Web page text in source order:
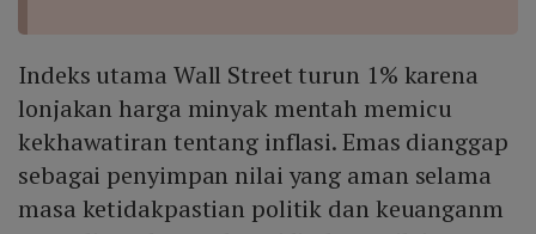
Indeks utama Wall Street turun 1% karena
lonjakan harga minyak mentah memicu
kekhawatiran tentang inflasi. Emas dianggap
sebagai penyimpan nilai yang aman selama
masa ketidakpastian politik dan keuanganm